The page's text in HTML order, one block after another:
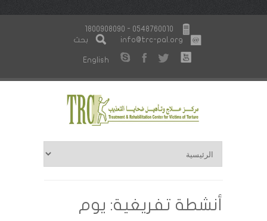
1800908090 - 0548760010
info@trc-pal.org
بحث
English
أنشطة تفريغية: يوم